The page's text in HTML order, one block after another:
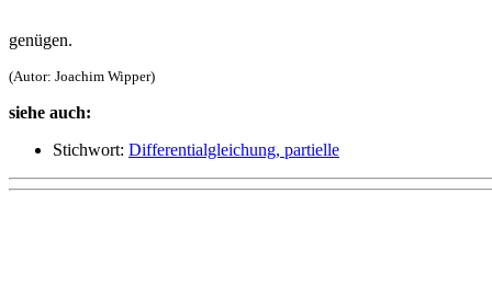
genügen.
(Autor: Joachim Wipper)
siehe auch:
Stichwort: Differentialgleichung, partielle